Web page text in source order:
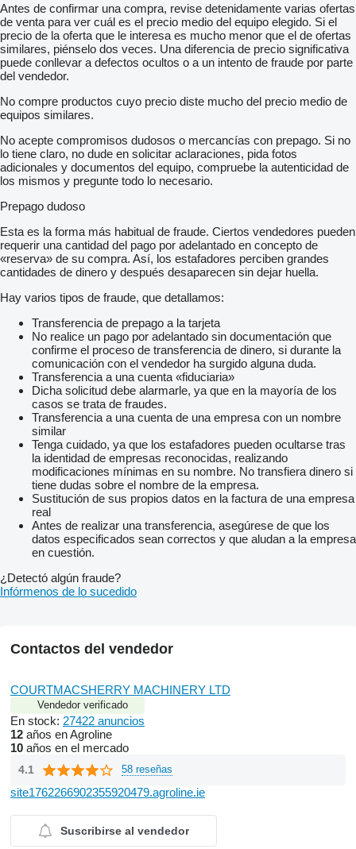
Antes de confirmar una compra, revise detenidamente varias ofertas
de venta para ver cuál es el precio medio del equipo elegido. Si el
precio de la oferta que le interesa es mucho menor que el de ofertas
similares, piénselo dos veces. Una diferencia de precio significativa
puede conllevar a defectos ocultos o a un intento de fraude por parte
del vendedor.
No compre productos cuyo precio diste mucho del precio medio de
equipos similares.
No acepte compromisos dudosos o mercancías con prepago. Si no
lo tiene claro, no dude en solicitar aclaraciones, pida fotos
adicionales y documentos del equipo, compruebe la autenticidad de
los mismos y pregunte todo lo necesario.
Prepago dudoso
Esta es la forma más habitual de fraude. Ciertos vendedores pueden
requerir una cantidad del pago por adelantado en concepto de
«reserva» de su compra. Así, los estafadores perciben grandes
cantidades de dinero y después desaparecen sin dejar huella.
Hay varios tipos de fraude, que detallamos:
Transferencia de prepago a la tarjeta
No realice un pago por adelantado sin documentación que
confirme el proceso de transferencia de dinero, si durante la
comunicación con el vendedor ha surgido alguna duda.
Transferencia a una cuenta «fiduciaria»
Dicha solicitud debe alarmarle, ya que en la mayoría de los
casos se trata de fraudes.
Transferencia a una cuenta de una empresa con un nombre
similar
Tenga cuidado, ya que los estafadores pueden ocultarse tras
la identidad de empresas reconocidas, realizando
modificaciones mínimas en su nombre. No transfiera dinero si
tiene dudas sobre el nombre de la empresa.
Sustitución de sus propios datos en la factura de una empresa
real
Antes de realizar una transferencia, asegúrese de que los
datos especificados sean correctos y que aludan a la empresa
en cuestión.
¿Detectó algún fraude?
Infórmenos de lo sucedido
Contactos del vendedor
COURTMACSHERRY MACHINERY LTD
Vendedor verificado
En stock: 27422 anuncios
12 años en Agroline
10 años en el mercado
4.1 58 reseñas
site1762266902355920479.agroline.ie
Suscribirse al vendedor